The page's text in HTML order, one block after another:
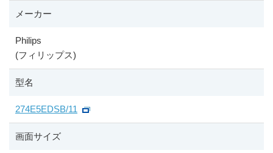
メーカー
Philips
(フィリップス)
型名
274E5EDSB/11
画面サイズ